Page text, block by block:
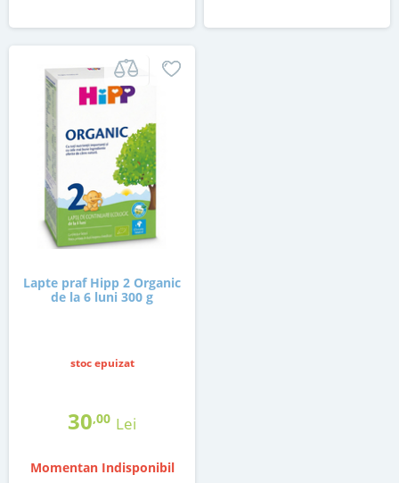
Lapte praf Hipp 2 Organic
de la 6 luni 300 g
stoc epuizat
30,00 Lei
Momentan Indisponibil